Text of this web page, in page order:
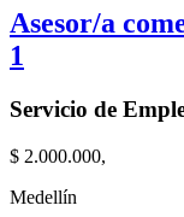
Asesor/a
1
Servicio de
$ 2.000.000,
Medellín